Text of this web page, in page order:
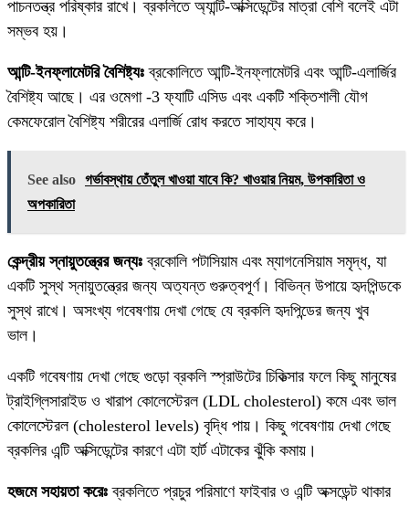
পাচনতন্ত্র পরিষ্কার রাখে। ব্রকলিতে অ্যান্টি-অক্সিডেন্টের মাত্রা বেশি বলেই এটা
সম্ভব হয়।
আন্টি-ইনফ্লামেটরি বৈশিষ্ট্যঃ ব্রকোলিতে আন্টি-ইনফ্লামেটরি এবং আন্টি-এলার্জির
বৈশিষ্ট্য আছে। এর ওমেগা -3 ফ্যাটি এসিড এবং একটি শক্তিশালী যৌগ
কেমফেরোল বৈশিষ্ট্য শরীরের এলার্জি রোধ করতে সাহায্য করে।
See also গর্ভাবস্থায় তেঁতুল খাওয়া যাবে কি? খাওয়ার নিয়ম, উপকারিতা ও
অপকারিতা
কেন্দ্রীয় স্নায়ুতন্ত্রের জন্যঃ ব্রকোলি পটাসিয়াম এবং ম্যাগনেসিয়াম সমৃদ্ধ, যা
একটি সুস্থ স্নায়ুতন্ত্রের জন্য অত্যন্ত গুরুত্বপূর্ণ। বিভিন্ন উপায়ে হৃদপিন্ডকে
সুস্থ রাখে। অসংখ্য গবেষণায় দেখা গেছে যে ব্রকলি হৃদপিন্ডের জন্য খুব
ভাল।
একটি গবেষণায় দেখা গেছে গুড়ো ব্রকলি স্প্রাউটের চিকিত্‍সার ফলে কিছু মানুষের
ট্রাইগ্লিসারাইড ও খারাপ কোলেস্টেরল (LDL cholesterol) কমে এবং ভাল
কোলেস্টেরল (cholesterol levels) বৃদ্ধি পায়। কিছু গবেষণায় দেখা গেছে
ব্রকলির এন্টি অক্সিডেন্টের কারণে এটা হার্ট এটাকের ঝুঁকি কমায়।
হজমে সহায়তা করেঃ ব্রকলিতে প্রচুর পরিমাণে ফাইবার ও এন্টি অক্সডেন্ট থাকার